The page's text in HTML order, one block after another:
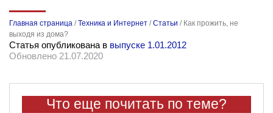
Главная страница /Техника и Интернет /Статьи / Как прожить, не
выходя из дома?
Статья опубликована в выпуске 1.01.2012
Обновлено 21.07.2020
Что еще почитать по теме?